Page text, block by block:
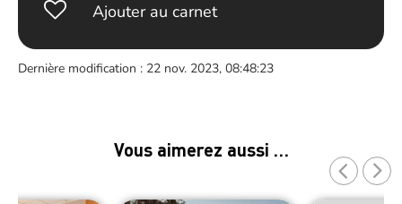
Ajouter au carnet
Dernière modification : 22 nov. 2023, 08:48:23
Vous aimerez aussi …